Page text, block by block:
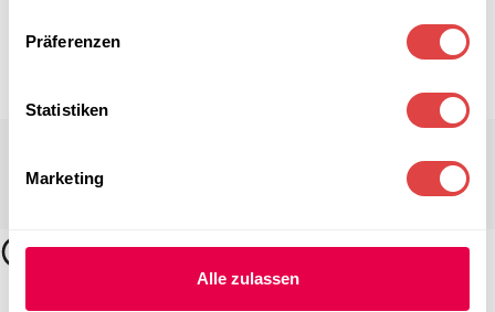
Präferenzen
Statistiken
Marketing
Alle zulassen